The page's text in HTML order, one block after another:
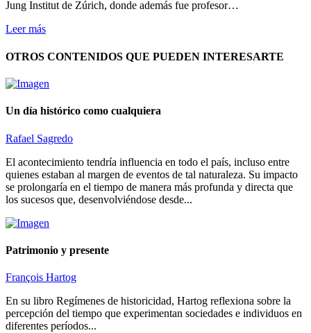
Jung Institut de Zúrich, donde además fue profesor…
Leer más
OTROS CONTENIDOS QUE PUEDEN INTERESARTE
Un día histórico como cualquiera
Rafael Sagredo
El acontecimiento tendría influencia en todo el país, incluso entre
quienes estaban al margen de eventos de tal naturaleza. Su impacto
se prolongaría en el tiempo de manera más profunda y directa que
los sucesos que, desenvolviéndose desde...
Patrimonio y presente
François Hartog
En su libro Regímenes de historicidad, Hartog reflexiona sobre la
percepción del tiempo que experimentan sociedades e individuos en
diferentes períodos...